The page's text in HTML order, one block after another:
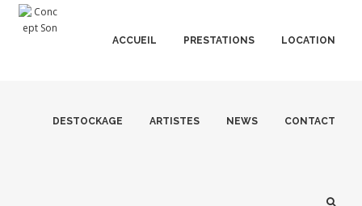
ACCUEIL PRESTATIONS LOCATION
DESTOCKAGE ARTISTES NEWS CONTACT